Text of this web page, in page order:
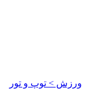
ورزش > توپ و تور